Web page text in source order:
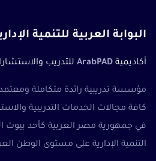
البوابة العربية للتنمية
أكاديمية ArabPAD للتدريب
مؤسسة تدريبية رائدة متكاملة
في جمهورية مصر العربية كأحد بيوت
التنمية الإدارية على مستوى الوطن